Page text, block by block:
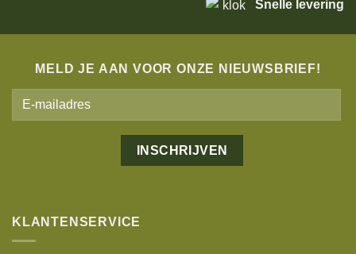
Snelle levering
MELD JE AAN VOOR ONZE NIEUWSBRIEF!
KLANTENSERVICE